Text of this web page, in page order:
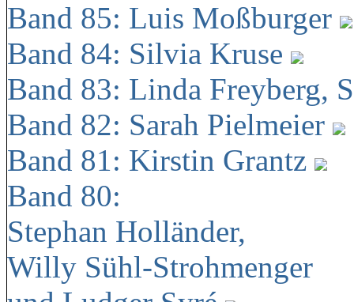
Band 85: Luis Moßburger
Band 84: Silvia Kruse
Band 83: Linda Freyberg,
Band 82: Sarah Pielmeier
Band 81: Kirstin Grantz
Band 80:
Stephan Holländer,
Willy Sühl-Strohmenger